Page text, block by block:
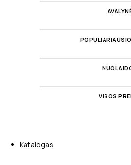
VISOS
Katalogas